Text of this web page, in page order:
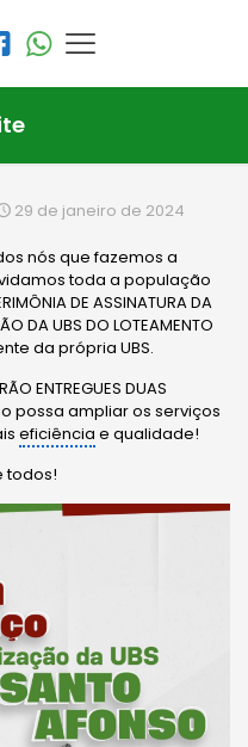
29 de janeiro de 2024
nós que fazemos a
toda a população
DE ASSINATURA DA
DA UBS DO LOTEAMENTO
da própria UBS.
ENTREGUES DUAS
possa ampliar os serviços
eficiência e qualidade!
todos!